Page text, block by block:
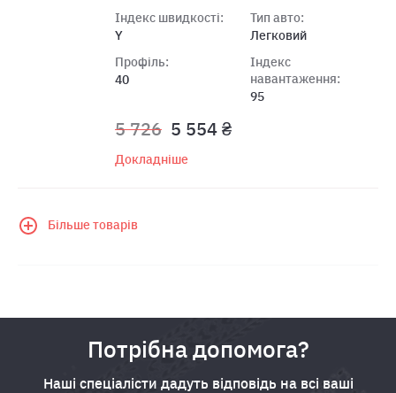
Індекс швидкості:
Y
Профіль:
40
Тип авто:
Легковий
Індекс
навантаження:
95
5 726 5 554 ₴
Докладніше
Більше товарів
Потрібна допомога?
Наші спеціалісти дадуть відповідь на всі ваші